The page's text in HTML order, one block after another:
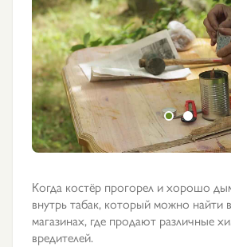
Когда костёр прогорел и хорошо
внутрь табак, который можно найти
магазинах, где продают различные
вредителей.